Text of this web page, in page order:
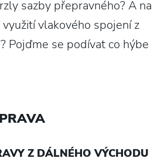
sazby přepravného? A na
vlakového spojení z
Pojďme se podívat co hýbe
Z DÁLNÉHO VÝCHODU